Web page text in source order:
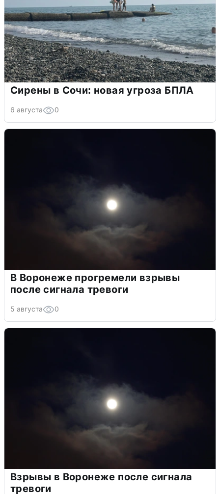
Сирены в Сочи: новая угроза БПЛА
6 августа 0
В Воронеже прогремели взрывы
после сигнала тревоги
5 августа 0
Взрывы в Воронеже после сигнала
тревоги